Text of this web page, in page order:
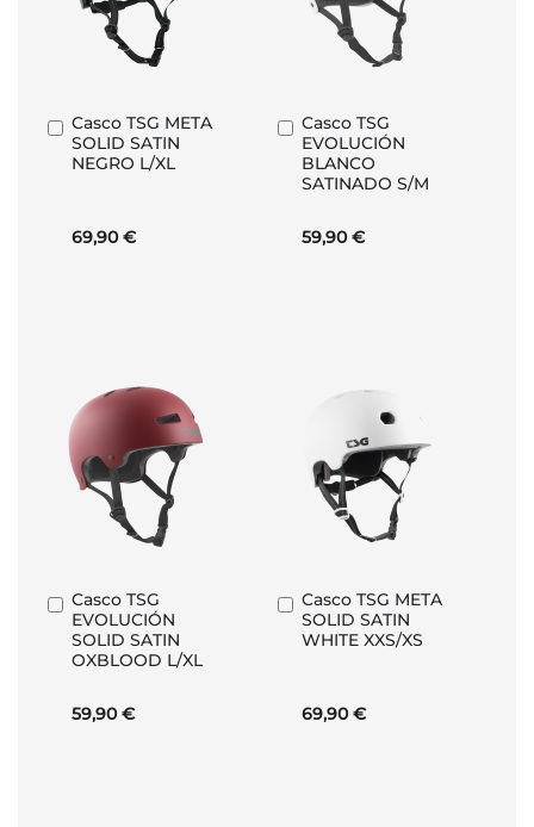
Casco TSG META
SOLID SATIN
NEGRO L/XL
69,90 €
Añadir
al
carrito
Casco TSG
EVOLUCIÓN
BLANCO
SATINADO S/M
59,90 €
Añadir
al
carrito
Casco TSG
EVOLUCIÓN
SOLID SATIN
OXBLOOD L/XL
59,90 €
Añadir
al
carrito
Casco TSG META
SOLID SATIN
WHITE XXS/XS
69,90 €
Añadir
al
carrito